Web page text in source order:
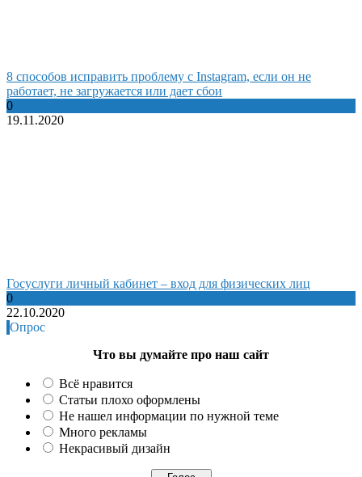
8 способов исправить проблему с Instagram, если он не
работает, не загружается или дает сбои
0
19.11.2020
Госуслуги личный кабинет – вход для физических лиц
0
22.10.2020
Опрос
Что вы думайте про наш сайт
Всё нравится
Статьи плохо оформлены
Не нашел информации по нужной теме
Много рекламы
Некрасивый дизайн